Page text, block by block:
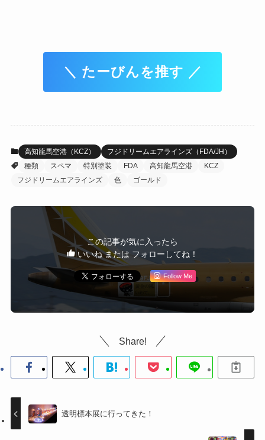
＼ たーびんを推す ／
高知龍馬空港（KCZ）
フジドリームエアラインズ（FDA/JH）
種類
スペマ 特別塗装 FDA 高知龍馬空港
KCZ
フジドリームエアラインズ
色 ゴールド
この記事が気に入ったら
いいね または フォローしてね！
Follow Me
Share!
透明標本展に行ってきた！